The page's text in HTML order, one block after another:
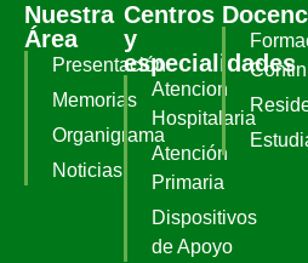
Nuestra
Área
Presentación
Memorias
Organigrama
Noticias
Centros
y
especialidades
Atencion
Hospitalaria
Atención
Primaria
Dispositivos
de Apoyo